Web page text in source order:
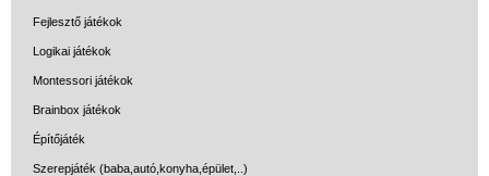
Fejlesztő játékok
Logikai játékok
Montessori játékok
Brainbox játékok
Építőjáték
Szerepjáték (baba,autó,konyha,épület,..)de akár INGYEN!